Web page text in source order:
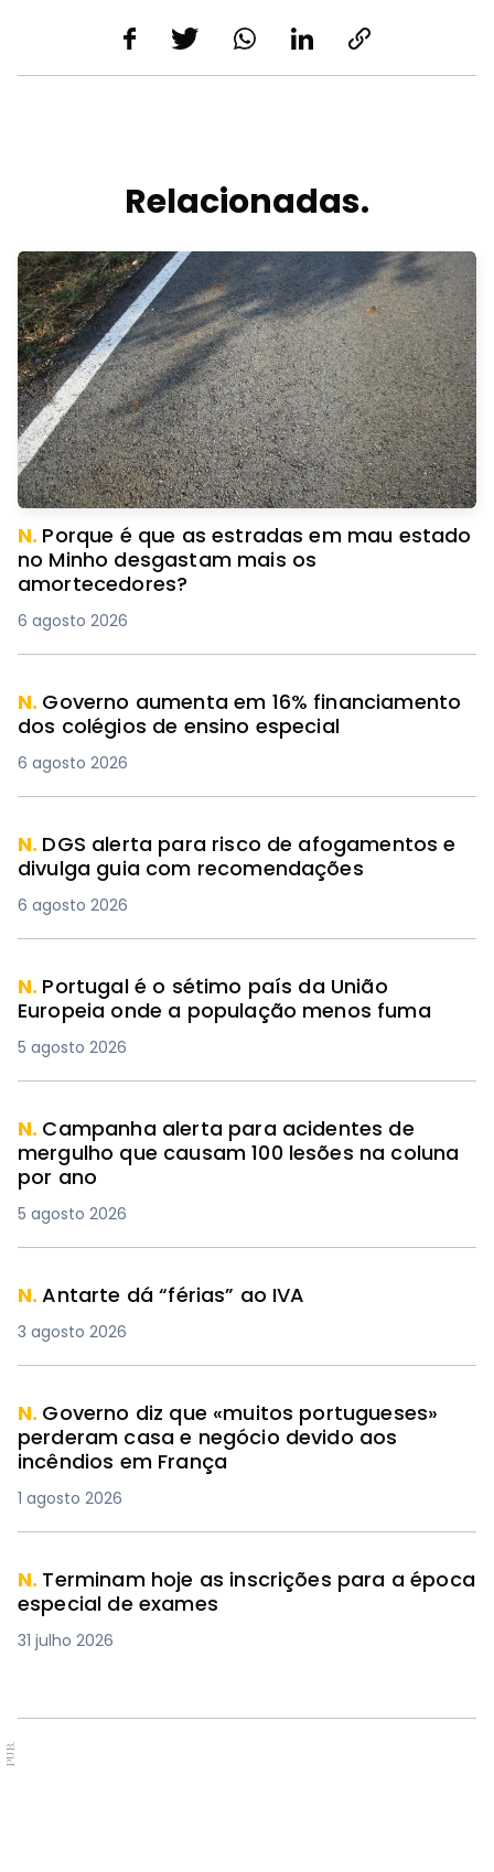
Relacionadas.
N. Porque é que as estradas em mau estado
no Minho desgastam mais os
amortecedores?
6 agosto 2026
N. Governo aumenta em 16% financiamento
dos colégios de ensino especial
6 agosto 2026
N. DGS alerta para risco de afogamentos e
divulga guia com recomendações
6 agosto 2026
N. Portugal é o sétimo país da União
Europeia onde a população menos fuma
5 agosto 2026
N. Campanha alerta para acidentes de
mergulho que causam 100 lesões na coluna
por ano
5 agosto 2026
N.Antarte dá “férias” ao IVA
3 agosto 2026
N. Governo diz que «muitos portugueses»
perderam casa e negócio devido aos
incêndios em França
1 agosto 2026
N. Terminam hoje as inscrições para a época
especial de exames
31 julho 2026
PUB.